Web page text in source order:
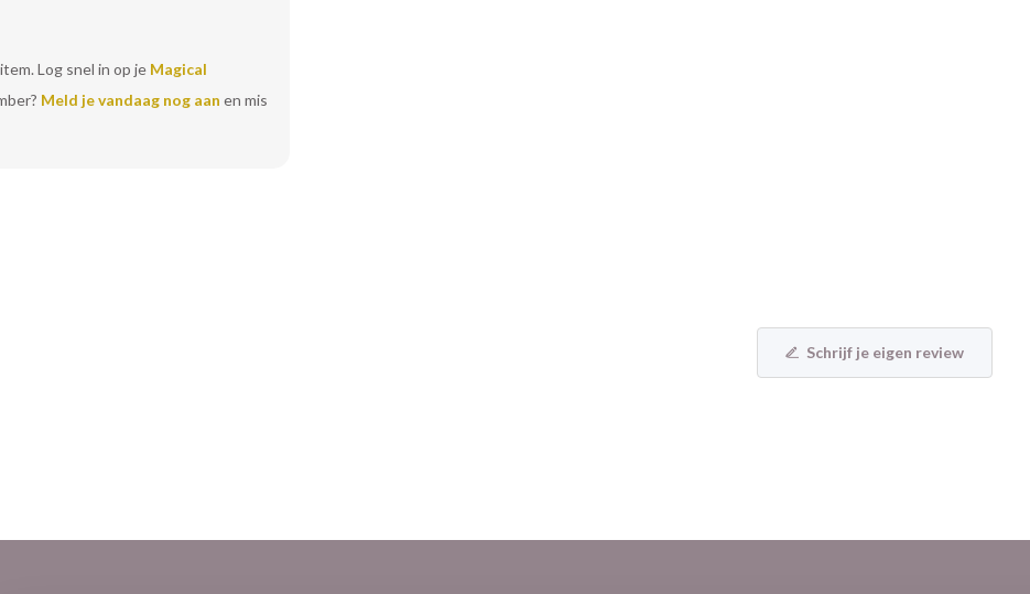
Log snel in op je Magical
Meld je vandaag nog aan en mis
Schrijf je eigen review